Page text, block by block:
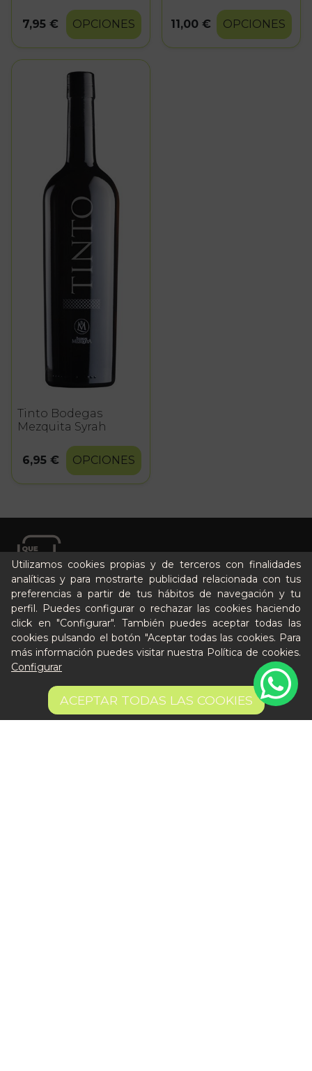
7,95 € OPCIONES 11,00 € OPCIONES
Tinto Bodegas
Mezquita Syrah
6,95 € OPCIONES
Utilizamos cookies propias y de terceros con finalidades
analíticas y para mostrarte publicidad relacionada con tus
preferencias a partir de tus hábitos de navegación y tu
perfil. Puedes configurar o rechazar las cookies haciendo
click en "Configurar". También puedes aceptar todas las
cookies pulsando el botón "Aceptar todas las cookies. Para
más información puedes visitar nuestra Política de cookies.
Configurar
ACEPTAR TODAS LAS COOKIES
Cómo funciona
Nuestros planes
Casos de éxito
Soy un particular
Quién es Peter
Recursos / Blog